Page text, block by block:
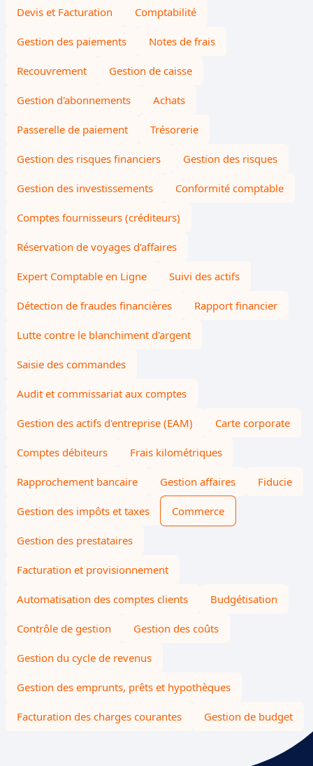
Devis et Facturation Comptabilité
Gestion des paiements Notes de frais
Recouvrement Gestion de caisse
Gestion d'abonnements Achats
Passerelle de paiement Trésorerie
Gestion des risques financiers Gestion des risques
Gestion des investissements Conformité comptable
Comptes fournisseurs (créditeurs)
Réservation de voyages d'affaires
Expert Comptable en Ligne Suivi des actifs
Détection de fraudes financières Rapport financier
Lutte contre le blanchiment d'argent
Saisie des commandes
Audit et commissariat aux comptes
Gestion des actifs d'entreprise (EAM) Carte corporate
Comptes débiteurs Frais kilométriques
Rapprochement bancaire Gestion affaires Fiducie
Gestion des impôts et taxes Commerce
Gestion des prestataires
Facturation et provisionnement
Automatisation des comptes clients Budgétisation
Contrôle de gestion Gestion des coûts
Gestion du cycle de revenus
Gestion des emprunts, prêts et hypothèques
Facturation des charges courantes Gestion de budget